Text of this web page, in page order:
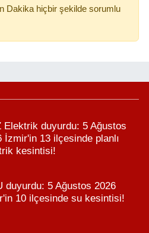
Dakika hiçbir şekilde sorumlu
Elektrik duyurdu: 5 Ağustos
İzmir'in 13 ilçesinde planlı
kesintisi!
duyurdu: 5 Ağustos 2026
10 ilçesinde su kesintisi!